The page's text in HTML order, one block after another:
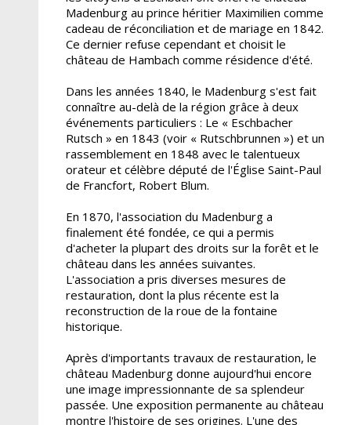
Madenburg au prince héritier Maximilien comme
cadeau de réconciliation et de mariage en 1842.
Ce dernier refuse cependant et choisit le
château de Hambach comme résidence d'été.
Dans les années 1840, le Madenburg s'est fait
connaître au-delà de la région grâce à deux
événements particuliers : Le « Eschbacher
Rutsch » en 1843 (voir « Rutschbrunnen ») et un
rassemblement en 1848 avec le talentueux
orateur et célèbre député de l'Église Saint-Paul
de Francfort, Robert Blum.
En 1870, l'association du Madenburg a
finalement été fondée, ce qui a permis
d'acheter la plupart des droits sur la forêt et le
château dans les années suivantes.
L'association a pris diverses mesures de
restauration, dont la plus récente est la
reconstruction de la roue de la fontaine
historique.
Après d'importants travaux de restauration, le
château Madenburg donne aujourd'hui encore
une image impressionnante de sa splendeur
passée. Une exposition permanente au château
montre l'histoire de ses origines. L'une des